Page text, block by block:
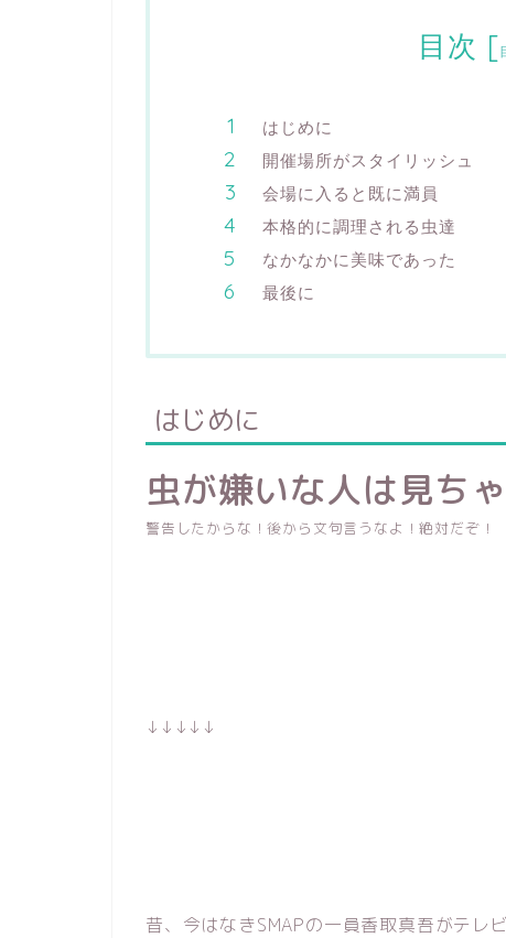
目次 [
はじめに
開催場所がスタイリッシュ
会場に入ると既に満員
本格的に調理される虫達
なかなかに美味であった
最後に
はじめに
虫が嫌いな人は見ち
警告したからな！後から文句言うなよ！絶対だぞ！
↓↓↓↓↓
昔、今はなきSMAPの一員香取真吾がテレ